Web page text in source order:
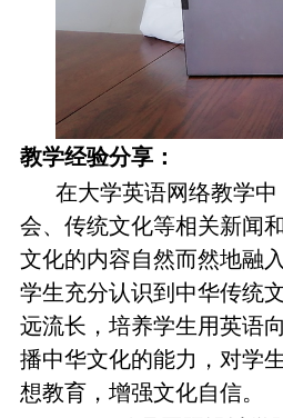
教学经验分享：
在大学英语网络教学
会、传统文化等相关新闻
文化的内容自然而然地融
学生充分认识到中华传统
远流长，培养学生用英语
播中华文化的能力，对学
想教育，增强文化自信。